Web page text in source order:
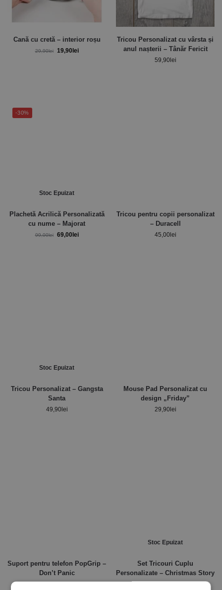
Cană cu cretă – interior roșu
29,90lei 19,90 lei
Tricou Personalizat cu vârsta și
anul nașterii – Tânăr Fericit
59,90 lei
-30%
Stoc Epuizat
Plachetă Acrilică Personalizată
cu nume – Majorat
99,00lei 69,00 lei
Tricou pentru copii personalizat
– Duracell
45,00 lei
Stoc Epuizat
Tricou Personalizat – Gangsta
Santa
49,90 lei
Mouse Pad Personalizat cu
design „Friday”
29,90 lei
Suport pentru telefon PopGrip –
Don’t Panic
Stoc Epuizat
Set Tricouri Cuplu
Personalizate – Christmas Story